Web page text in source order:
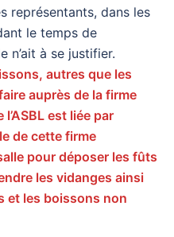
représentants, dans les
le temps de
n’ait à se justifier.
autres que les
auprès de la firme
est liée par
de cette firme
pour déposer les fûts
les vidanges ainsi
et les boissons non